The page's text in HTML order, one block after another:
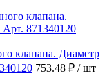
клапана. Диаметр
753.48 ₽ / шт